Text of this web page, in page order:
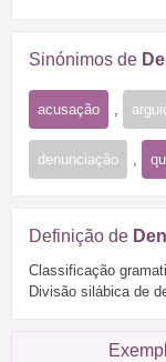
Sinónimos de
acusação
denunciação
Definição de
Classificação
Divisão silábica de